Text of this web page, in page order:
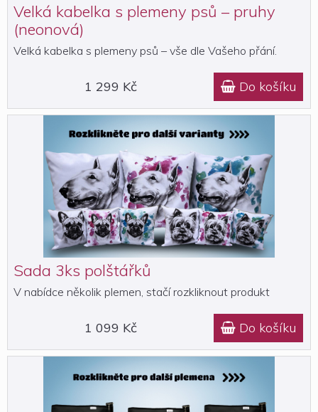
Velká kabelka s plemeny psů – pruhy
(neonová)
Velká kabelka s plemeny psů – vše dle Vašeho přání.
1 299 Kč  Do košíku
Sada 3ks polštářků
V nabídce několik plemen, stačí rozkliknout produkt
1 099 Kč  Do košíku